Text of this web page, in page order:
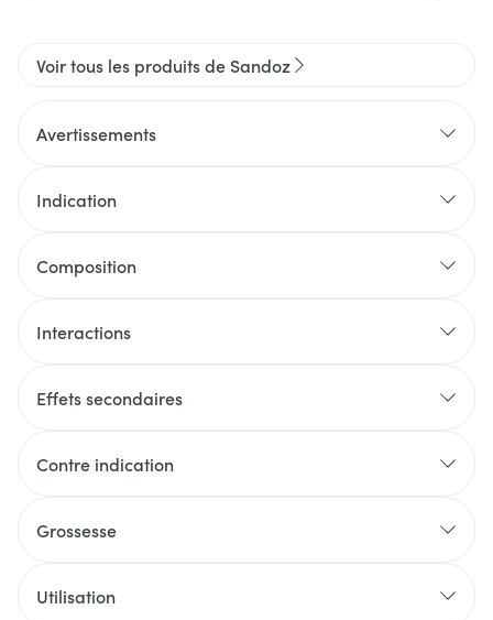
Voir tous les produits de Sandoz
Avertissements
Indication
Composition
Interactions
Effets secondaires
Contre indication
Grossesse
Utilisation